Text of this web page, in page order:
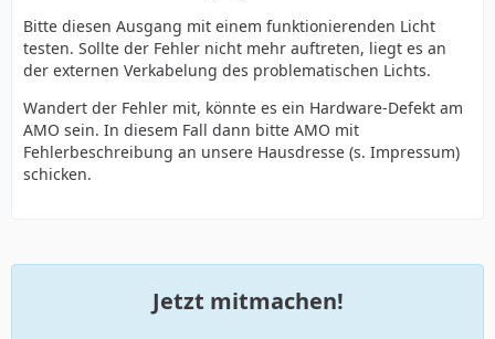
Bitte diesen Ausgang mit einem funktionierenden Licht
testen. Sollte der Fehler nicht mehr auftreten, liegt es an
der externen Verkabelung des problematischen Lichts.
Wandert der Fehler mit, könnte es ein Hardware-Defekt am
AMO sein. In diesem Fall dann bitte AMO mit
Fehlerbeschreibung an unsere Hausdresse (s. Impressum)
schicken.
Jetzt mitmachen!